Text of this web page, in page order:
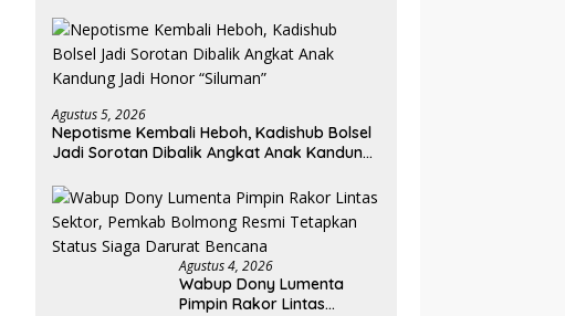
Agustus 5, 2026
Nepotisme Kembali Heboh, Kadishub Bolsel
Jadi Sorotan Dibalik Angkat Anak Kandung
Agustus 4, 2026
Wabup Dony Lumenta
Pimpin Rakor Lintas